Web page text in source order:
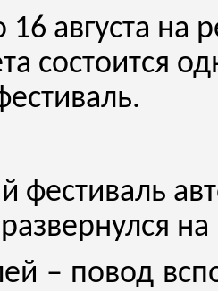
16 августа
состоится
фестиваль
– повод